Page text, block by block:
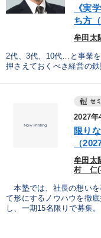
《実
ち方
牟田太
2代、3代、10代…と事業
押さえておくべき経営の鉄
セ
2027年
限り
（
牟田太
村 仁(
本塾では、社長の想いを
て形にするノウハウを徹
し、一期15名限りで募集。